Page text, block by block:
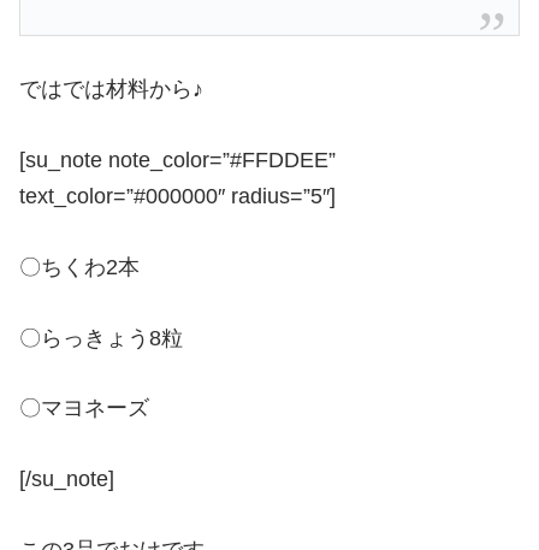
ではでは材料から♪
[su_note note_color=”#FFDDEE”
text_color=”#000000″ radius=”5″]
〇ちくわ2本
〇らっきょう8粒
〇マヨネーズ
[/su_note]